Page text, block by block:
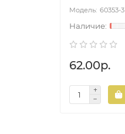
60353-3
62.00р.